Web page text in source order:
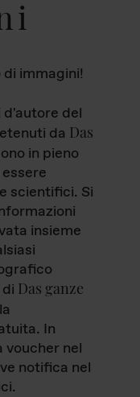
immagini!
del
da Das
in pieno
scientifici. Si
insieme
Das ganze
In
voucher nel
notifica nel